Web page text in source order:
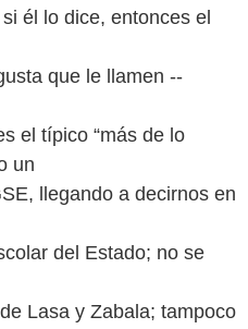
él lo dice, entonces el
que le llamen --
el típico “más de lo
un
llegando a decirnos en
del Estado; no se
Lasa y Zabala; tampoco